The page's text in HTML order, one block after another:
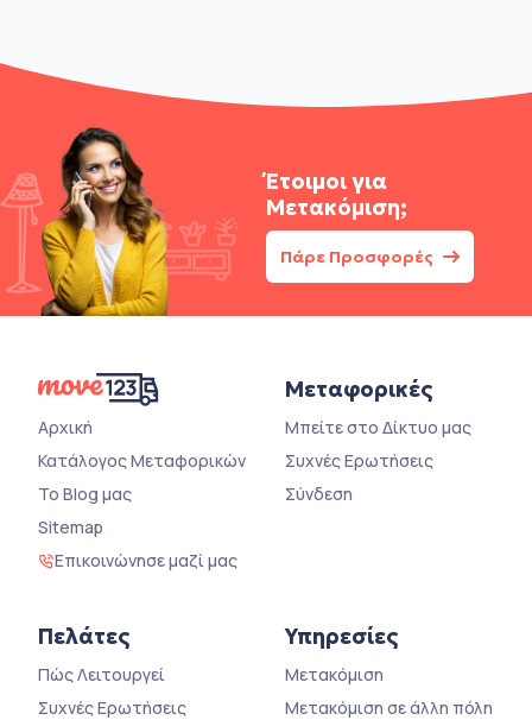
Έτοιμοι για
Μετακόμιση;
Πάρε Προσφορές
Αρχική
Κατάλογος Μεταφορικών
Το Blog μας
Sitemap
Επικοινώνησε μαζί μας
Μεταφορικές
Μπείτε στο Δίκτυο μας
Συχνές Ερωτήσεις
Σύνδεση
Πελάτες
Πώς Λειτουργεί
Συχνές Ερωτήσεις
Υπηρεσίες
Μετακόμιση
Μετακόμιση σε άλλη πόλη